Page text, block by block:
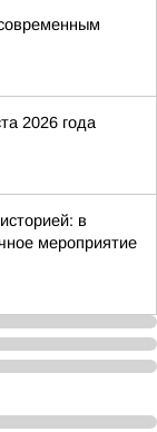
2026 года
в
мероприятие